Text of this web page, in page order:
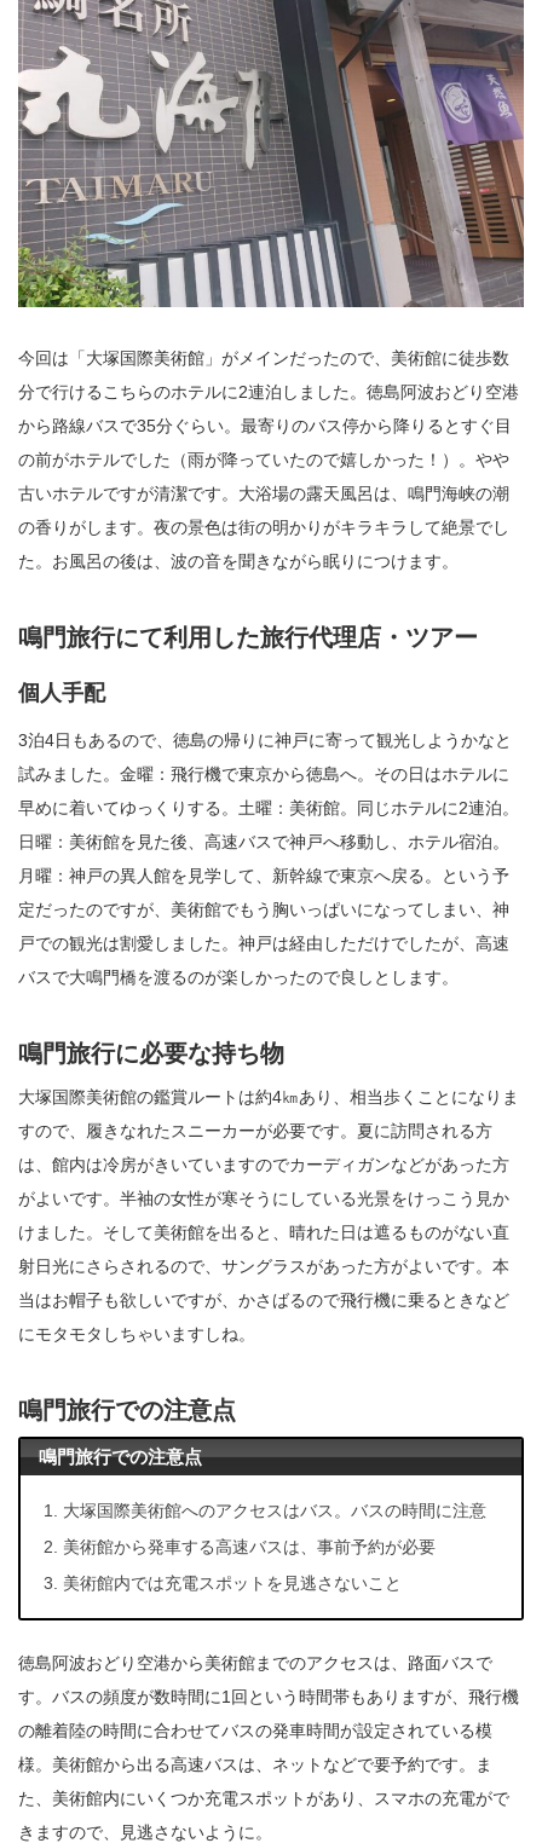
今回は「大塚国際美術館」がメインだったので、美術館に徒歩数
分で行けるこちらのホテルに2連泊しました。徳島阿波おどり空港
から路線バスで35分ぐらい。最寄りのバス停から降りるとすぐ目
の前がホテルでした（雨が降っていたので嬉しかった！）。やや
古いホテルですが清潔です。大浴場の露天風呂は、鳴門海峡の潮
の香りがします。夜の景色は街の明かりがキラキラして絶景でし
た。お風呂の後は、波の音を聞きながら眠りにつけます。
鳴門旅行にて利用した旅行代理店・ツアー
個人手配
3泊4日もあるので、徳島の帰りに神戸に寄って観光しようかなと
試みました。金曜：飛行機で東京から徳島へ。その日はホテルに
早めに着いてゆっくりする。土曜：美術館。同じホテルに2連泊。
日曜：美術館を見た後、高速バスで神戸へ移動し、ホテル宿泊。
月曜：神戸の異人館を見学して、新幹線で東京へ戻る。という予
定だったのですが、美術館でもう胸いっぱいになってしまい、神
戸での観光は割愛しました。神戸は経由しただけでしたが、高速
バスで大鳴門橋を渡るのが楽しかったので良しとします。
鳴門旅行に必要な持ち物
大塚国際美術館の鑑賞ルートは約4㎞あり、相当歩くことになりま
すので、履きなれたスニーカーが必要です。夏に訪問される方
は、館内は冷房がきいていますのでカーディガンなどがあった方
がよいです。半袖の女性が寒そうにしている光景をけっこう見か
けました。そして美術館を出ると、晴れた日は遮るものがない直
射日光にさらされるので、サングラスがあった方がよいです。本
当はお帽子も欲しいですが、かさばるので飛行機に乗るときなど
にモタモタしちゃいますしね。
鳴門旅行での注意点
鳴門旅行での注意点
大塚国際美術館へのアクセスはバス。バスの時間に注意
美術館から発車する高速バスは、事前予約が必要
美術館内では充電スポットを見逃さないこと
徳島阿波おどり空港から美術館までのアクセスは、路面バスで
す。バスの頻度が数時間に1回という時間帯もありますが、飛行機
の離着陸の時間に合わせてバスの発車時間が設定されている模
様。美術館から出る高速バスは、ネットなどで要予約です。ま
た、美術館内にいくつか充電スポットがあり、スマホの充電がで
きますので、見逃さないように。